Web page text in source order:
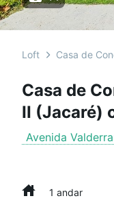
Loft Casa de
Casa de
II (Jacaré)
Avenida
1 andar